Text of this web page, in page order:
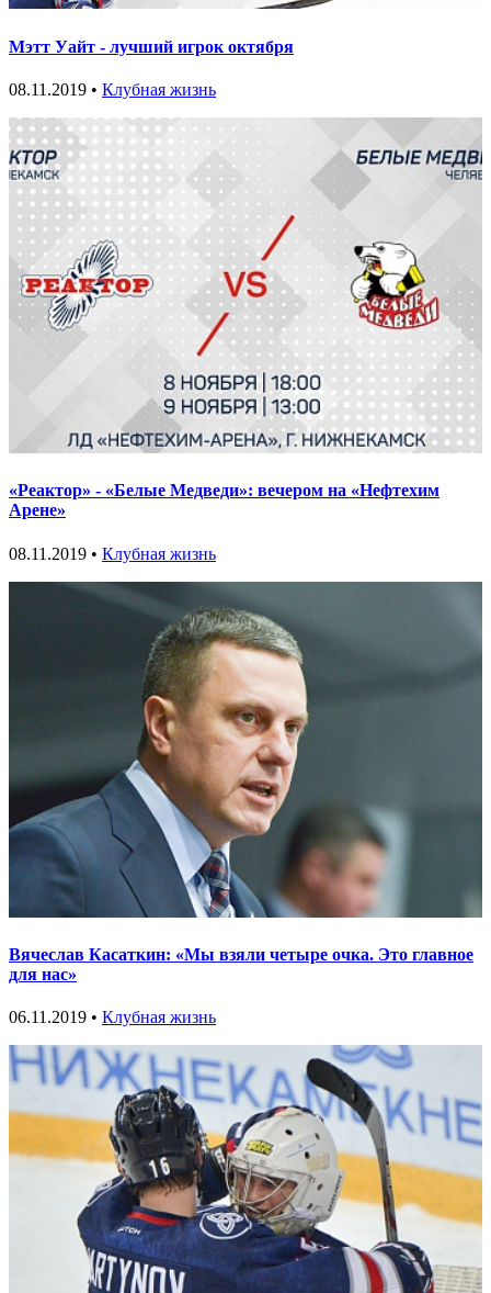
Мэтт Уайт - лучший игрок октября
08.11.2019 • Клубная жизнь
«Реактор» - «Белые Медведи»: вечером на «Нефтехим
Арене»
08.11.2019 • Клубная жизнь
Вячеслав Касаткин: «Мы взяли четыре очка. Это главное
для нас»
06.11.2019 • Клубная жизнь